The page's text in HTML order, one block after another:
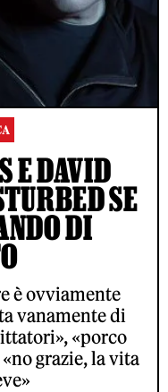
E DAVID
SE
DI
è ovviamente
vanamente di
«porco
grazie, la vita